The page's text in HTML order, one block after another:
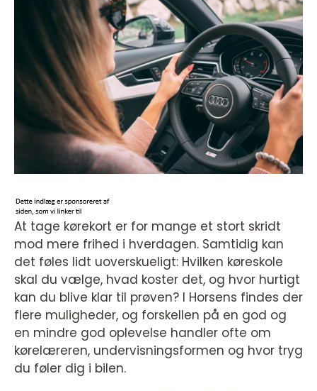
At tage kørekort er for mange et stort skridt
mod mere frihed i hverdagen. Samtidig kan
det føles lidt uoverskueligt: Hvilken køreskole
skal du vælge, hvad koster det, og hvor hurtigt
kan du blive klar til prøven? I Horsens findes der
flere muligheder, og forskellen på en god og
en mindre god oplevelse handler ofte om
kørelæreren, undervisningsformen og hvor tryg
du føler dig i bilen.